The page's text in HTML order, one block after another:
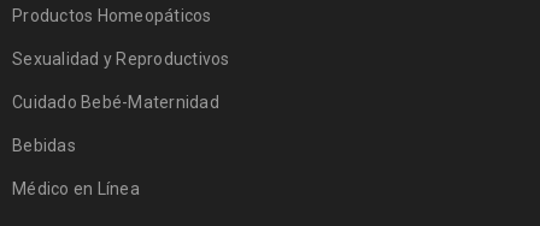
Productos Homeopáticos
Sexualidad y Reproductivos
Cuidado Bebé-Maternidad
Bebidas
Médico en Línea